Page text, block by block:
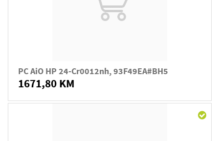
PC AiO HP 24-Cr0012nh, 93F49EA#BH5
1671,80 KM